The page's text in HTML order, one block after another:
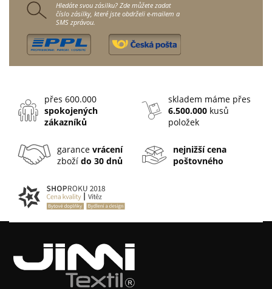
Hledáte svou zásilku? Zde můžete zadat
číslo zásilky, které jste obdrželi e-mailem a
SMS zprávou.
přes 600.000
spokojených
zákazníků
skladem máme přes
6.500.000 kusů
položek
garancevrácení
zbožído 30 dnů
nejnižší cena
poštovného